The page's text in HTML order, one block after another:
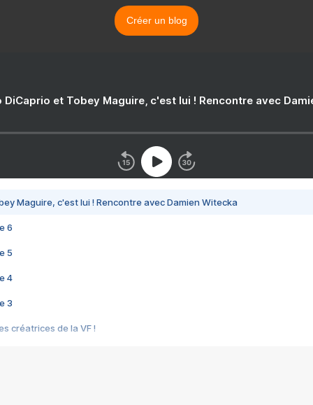
Créer un blog
DiCaprio et Tobey Maguire, c'est lui ! Rencontre avec
Maguire, c'est lui ! Rencontre avec Damien Witecka
6
5
4
3
créatrices de la VF !